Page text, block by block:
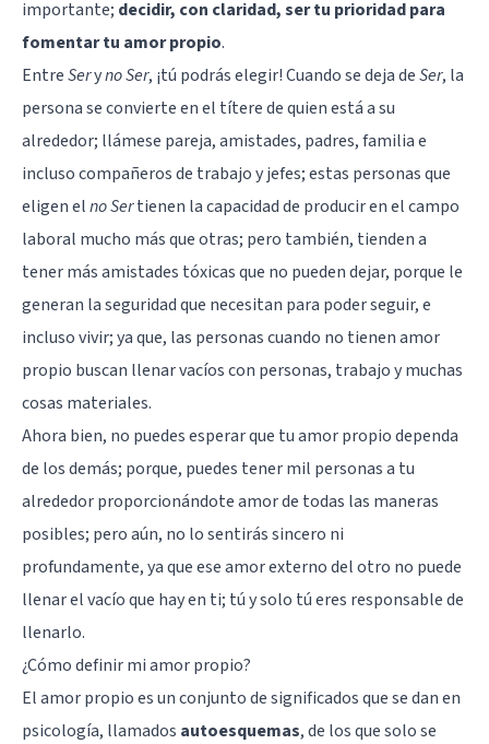
importante; decidir, con claridad, ser tu prioridad para
fomentar tu amor propio.
EntreSeryno Ser, ¡tú podrás elegir! Cuando se deja deSer, la
persona se convierte en el títere de quien está a su
alrededor; llámese pareja, amistades, padres, familia e
incluso compañeros de trabajo y jefes; estas personas que
eligen elno Sertienen la capacidad de producir en el campo
laboral mucho más que otras; pero también, tienden a
tener más amistades tóxicas que no pueden dejar, porque le
generan la seguridad que necesitan para poder seguir, e
incluso vivir; ya que, las personas cuando no tienen amor
propio buscan llenar vacíos con personas, trabajo y muchas
cosas materiales.
Ahora bien, no puedes esperar que tu amor propio dependa
de los demás; porque, puedes tener mil personas a tu
alrededor proporcionándote amor de todas las maneras
posibles; pero aún, no lo sentirás sincero ni
profundamente, ya que ese amor externo del otro no puede
llenar el vacío que hay en ti; tú y solo tú eres responsable de
llenarlo.
¿Cómo definir mi amor propio?
El amor propio es un conjunto de significados que se dan en
psicología, llamados autoesquemas, de los que solo se